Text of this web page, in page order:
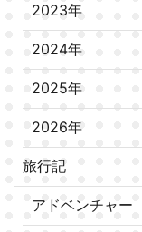
2023年
2024年
2025年
2026年
旅行記
アドベンチャー